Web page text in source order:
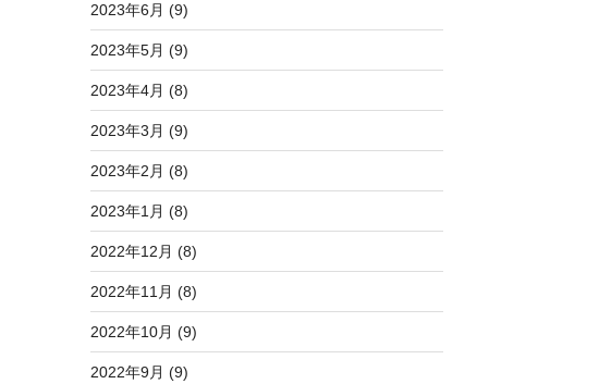
2023年6月 (9)
2023年5月 (9)
2023年4月 (8)
2023年3月 (9)
2023年2月 (8)
2023年1月 (8)
2022年12月 (8)
2022年11月 (8)
2022年10月 (9)
2022年9月 (9)